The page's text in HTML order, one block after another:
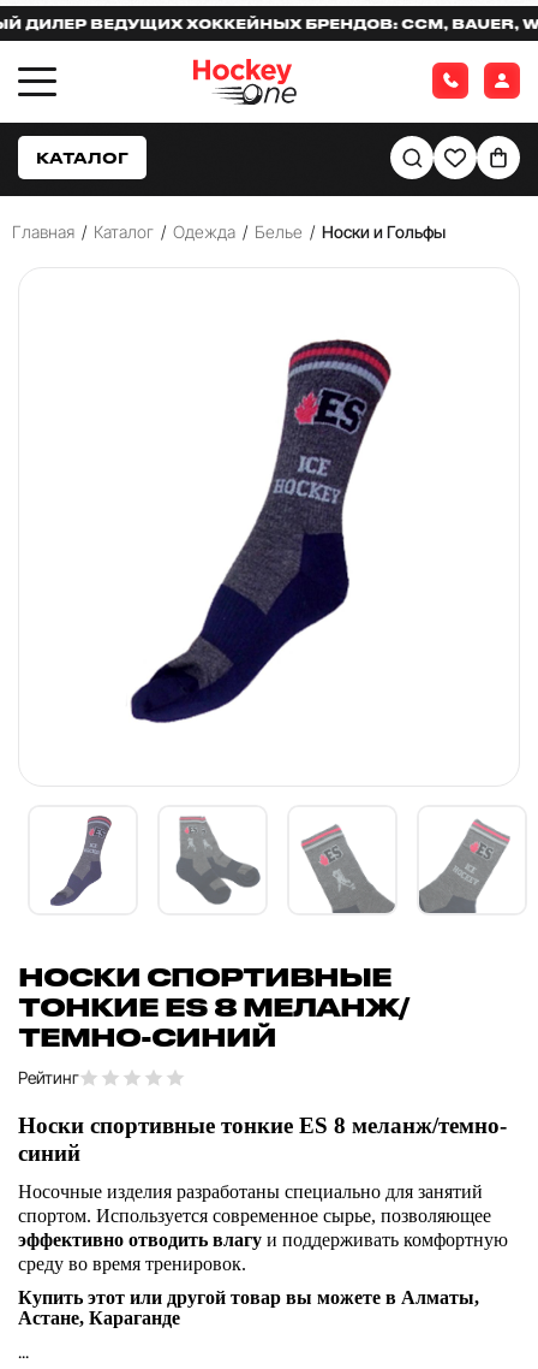
ВЕДУЩИХ ХОККЕЙНЫХ БРЕНДОВ: CCM, BAUER,
КАТАЛОГ
Главная / Каталог / Одежда / Белье / Носки и Гольфы
НОСКИ СПОРТИВНЫЕ
ТОНКИЕ ES 8 МЕЛАНЖ/
ТЕМНО-СИНИЙ
Рейтинг
Носки спортивные тонкие ES 8 меланж/темно-
синий
Носочные изделия разработаны специально для занятий
спортом. Используется современное сырье, позволяющее
эффективно отводить влагу и поддерживать комфортную
среду во время тренировок.
Купить этот или другой товар вы можете в Алматы,
Астане, Караганде
...